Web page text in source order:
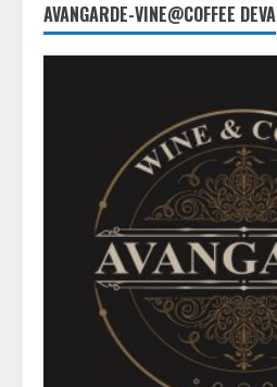
AVANGARDE-VINE@COFFEE DEVA